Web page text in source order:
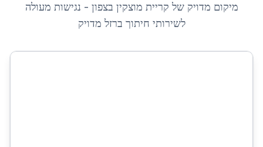
מיקום מדויק של קריית מוצקין בצפון - נגישות מעולה
לשירותי חיתוך ברזל מדויק